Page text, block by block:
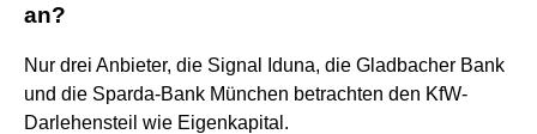
an?
Nur drei Anbieter, die Signal Iduna, die Gladbacher Bank
und die Sparda-Bank München betrachten den KfW-
Darlehensteil wie Eigenkapital.